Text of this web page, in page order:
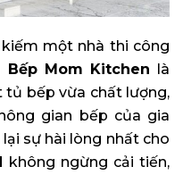
một nhà thi công
Bếp Mom Kitchen là
bếp vừa chất lượng,
gian bếp của gia
sự hài lòng nhất cho
không ngừng cải tiến,